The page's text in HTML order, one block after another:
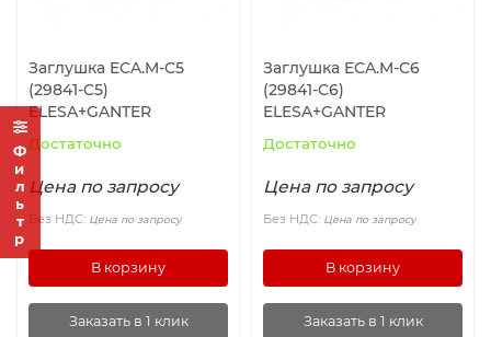
Фильтр
Заглушка ECA.M-C5
(29841-C5)
ELESA+GANTER
Достаточно
Цена по запросу
Без НДС: Цена по запросу
В корзину
Заказать в 1 клик
Заглушка ECA.M-C6
(29841-C6)
ELESA+GANTER
Достаточно
Цена по запросу
Без НДС: Цена по запросу
В корзину
Заказать в 1 клик